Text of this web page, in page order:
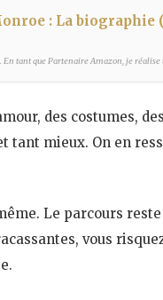
: La biographie
tant que Partenaire Amazon, je
des costumes,
tant mieux. On en
Le parcours
vous